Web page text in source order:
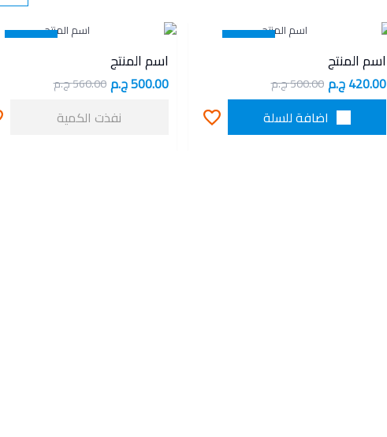
16 %
اسم المنتج
420.00 ج.م 500.00 ج.م
اضافة للسلة
11 %
اسم المنتج
500.00 ج.م 560.00 ج.م
نفذت الكمية